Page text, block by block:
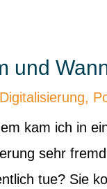
und
Digitalisierung,
kam ich in
sehr
tue? Sie